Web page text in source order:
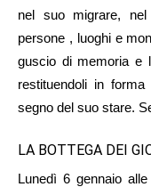
nel suo migrare,
persone , luoghi e
guscio di memoria e
restituendoli in
segno del suo stare.
LA BOTTEGA DEI
Lunedì 6 gennaio